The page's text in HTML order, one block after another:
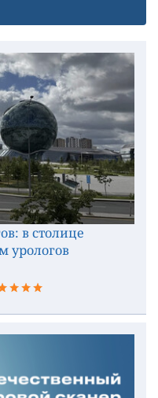
в столице
урологов